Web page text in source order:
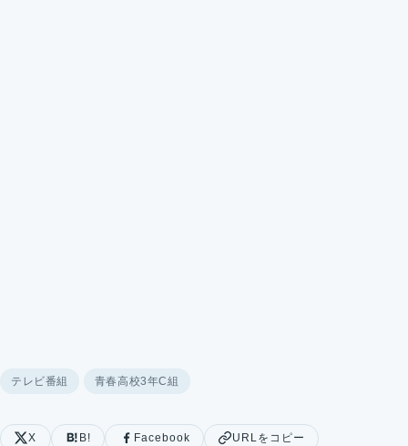
テレビ番組 青春高校3年C組
X B! Facebook URLをコピー